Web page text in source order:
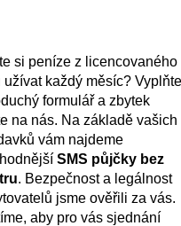
si peníze z licencovaného
užívat každý měsíc? Vyplňte
formulář a zbytek
na nás. Na základě vašich
vám najdeme
SMS půjčky bez
. Bezpečnost a legálnost
jsme ověřili za vás.
aby pro vás sjednání